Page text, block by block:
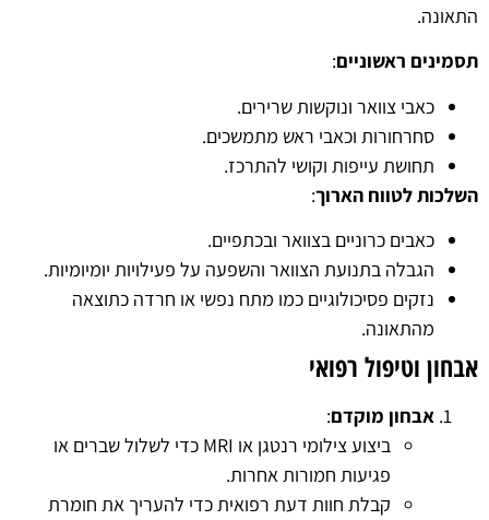
התאונה.
תסמינים ראשוניים:
כאבי צוואר ונוקשות שרירים.
סחרחורות וכאבי ראש מתמשכים.
תחושת עייפות וקושי להתרכז.
השלכות לטווח הארוך:
כאבים כרוניים בצוואר ובכתפיים.
הגבלה בתנועת הצוואר והשפעה על פעילויות יומיומיות.
נזקים פסיכולוגיים כמו מתח נפשי או חרדה כתוצאה
מהתאונה.
אבחון וטיפול רפואי
אבחון מוקדם:
ביצוע צילומי רנטגן או MRI כדי לשלול שברים או
פגיעות חמורות אחרות.
קבלת חוות דעת רפואית כדי להעריך את חומרת